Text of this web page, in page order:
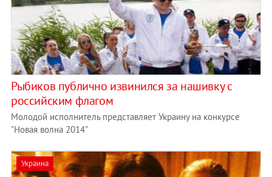
Рыбиков публично извинился за нашивку с
российским флагом
Молодой исполнитель представляет Украину на конкурсе
"Новая волна 2014"
Украина